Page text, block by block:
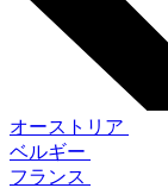
オーストリア
ベルギー
フランス